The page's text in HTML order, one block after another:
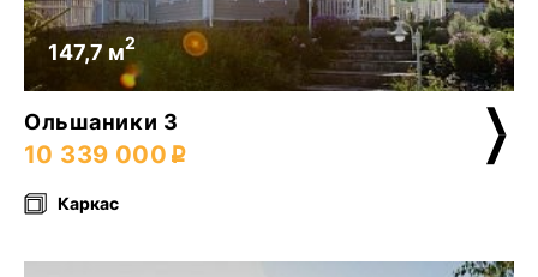
147,7 м2
Ольшаники 3
10 339 000
Каркас